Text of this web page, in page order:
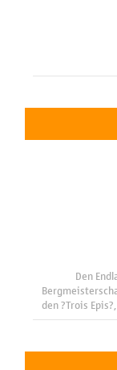
Den
den ?Trois
feststehende